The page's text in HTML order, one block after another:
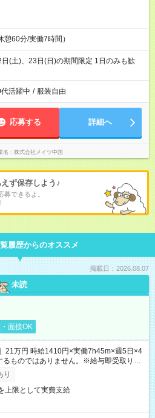
60分/実働7時間）
(土)、23日(日)の期間限定 1日のみも歓
活躍中 / 服装自由
応募する 詳細へ
名 株式会社メイツ中国
ず保存しよう♪
できるよ。
履歴からのオススメ
掲載日：2026.08.07
未読
面接OK
万円 時給1410円×実働7h45m×週5日×4
ものではありません。※給与即受取りサ
件有）
り
上限として実費支給